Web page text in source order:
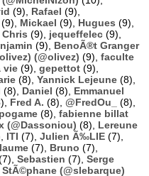
(9), Rafael (9),
(9), Mickael (9), Hugues (9),
Chris (9), jequeffelec (9),
(9), BenoÃ®t Granger
(@olivez) (9), faculte
vie (9), gepettot (9),
(8), Yannick Lejeune (8),
(8), Daniel (8), Emmanuel
Fred A. (8), @FredOu_
(8),
(8), fabienne billat
(@Dassoniou) (8), Lereune
ITI (7), Julien Ã‰LIE (7),
(7), Bruno (7),
Sebastien (7), Serge
(@slebarque)